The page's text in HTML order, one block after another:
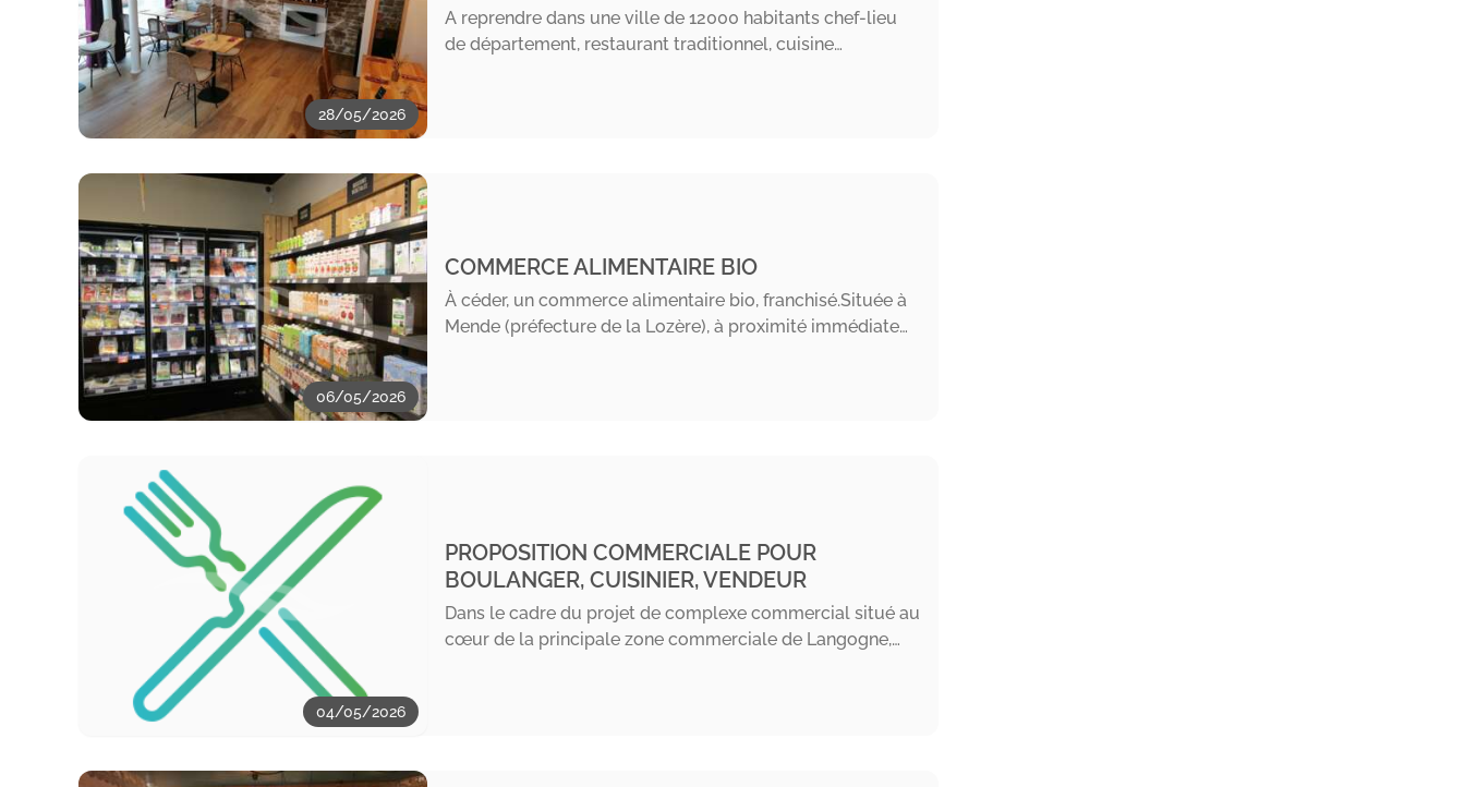
28/05/2026
A reprendre dans une ville de 12000 habitants chef-lieu
de département, restaurant traditionnel, cuisine…
06/05/2026
COMMERCE ALIMENTAIRE BIO
À céder, un commerce alimentaire bio, franchisé.Située à
Mende (préfecture de la Lozère), à proximité immédiate…
04/05/2026
PROPOSITION COMMERCIALE POUR
BOULANGER, CUISINIER, VENDEUR
Dans le cadre du projet de complexe commercial situé au
cœur de la principale zone commerciale de Langogne,…